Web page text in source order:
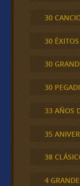
30
30
30
30
33 AÑOS
35
38
4